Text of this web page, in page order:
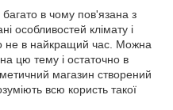
в чому пов'язана з
особливостей клімату і
не в найкращий час. Можна
цю тему і остаточно в
магазин створений
всю користь такої